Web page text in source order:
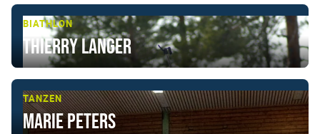
BIATHLON
Thierry Langer
TANZEN
Marie Peters